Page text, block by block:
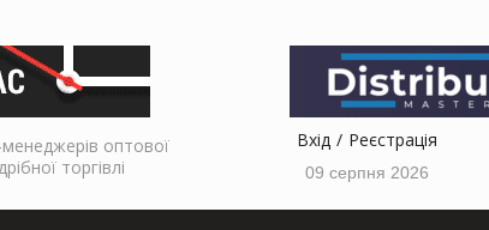
оптової
торгівлі
Вхід Реєстрація
09 серпня 2026